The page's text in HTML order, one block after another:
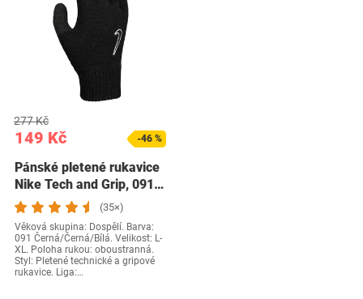
149 Kč
277 Kč
-46 %
Pánské pletené rukavice
Nike Tech and Grip, 091…
(35×)
Věková skupina: Dospělí. Barva:
091 Černá/Černá/Bílá. Velikost: L-
XL. Poloha rukou: oboustranná.
Styl: Pletené technické a gripové
rukavice. Liga:…